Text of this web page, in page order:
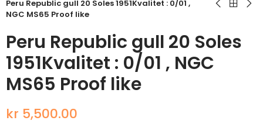
Peru Republic gull 20 Soles 1951Kvalitet : 0/01 ,
NGC MS65 Proof like
Peru Republic gull 20 Soles
1951Kvalitet : 0/01 , NGC
MS65 Proof like
kr 5,500.00